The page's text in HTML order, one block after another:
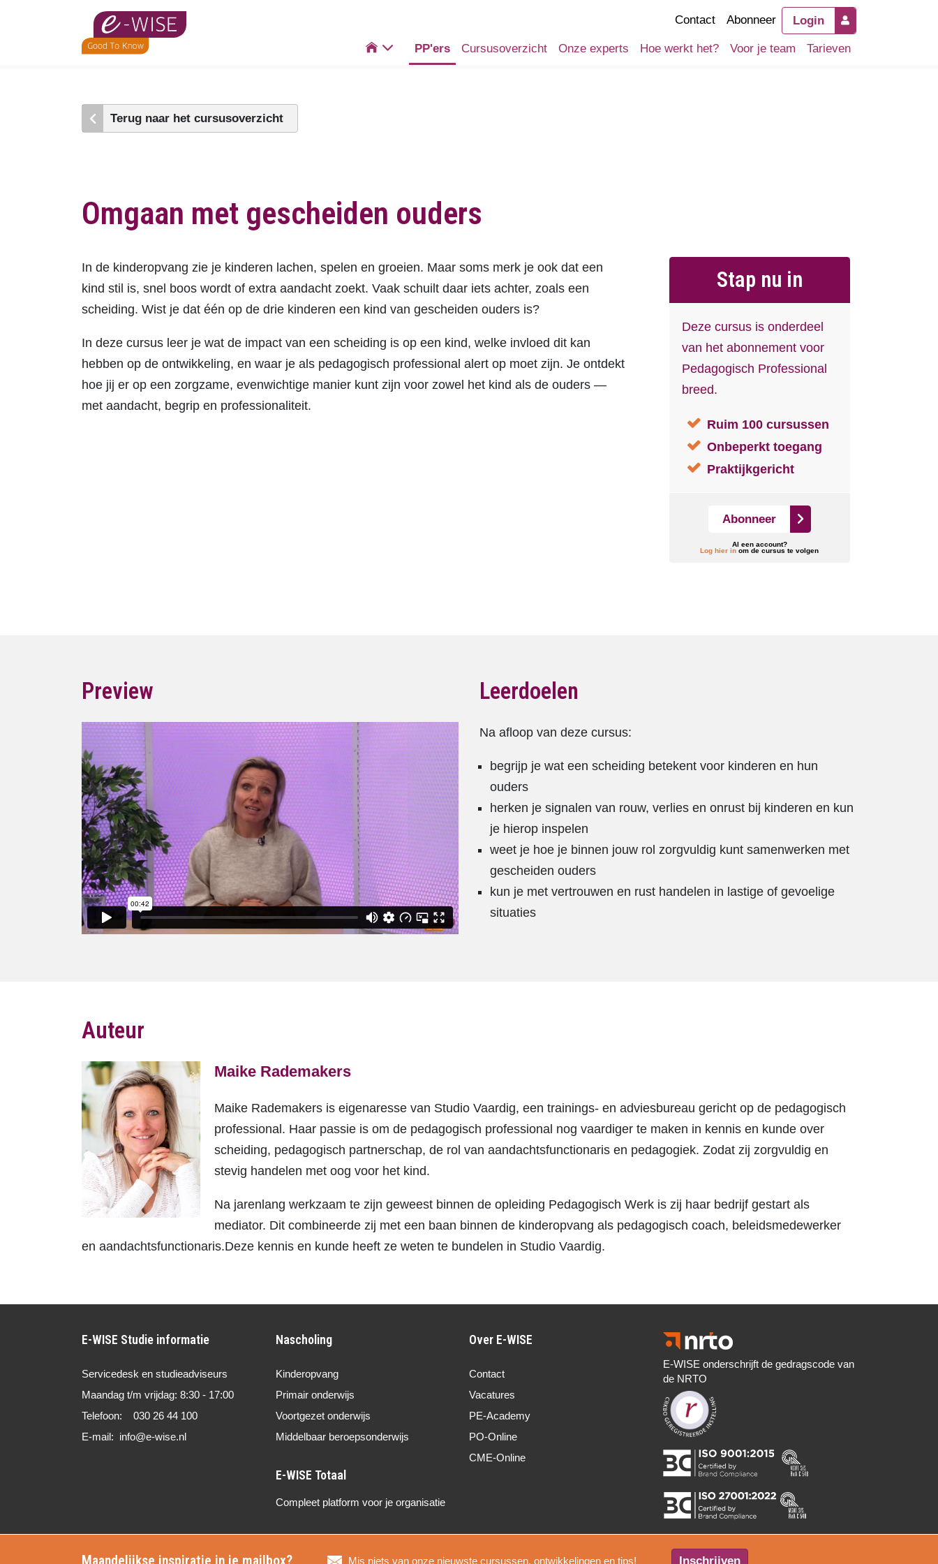
Contact Abonneer Login
 PP'ers Cursusoverzicht Onze experts Hoe werkt het? Voor je team Tarieven
Terug naar het cursusoverzicht
Omgaan met gescheiden ouders
Stap nu in
Deze cursus is onderdeel
van het abonnement voor
Pedagogisch Professional
breed.
Ruim 100 cursussen
Onbeperkt toegang
Praktijkgericht
Abonneer
Al een account?
Log hier in om de cursus te volgen
In de kinderopvang zie je kinderen lachen, spelen en groeien. Maar soms merk je ook dat een
kind stil is, snel boos wordt of extra aandacht zoekt. Vaak schuilt daar iets achter, zoals een
scheiding. Wist je dat één op de drie kinderen een kind van gescheiden ouders is?
In deze cursus leer je wat de impact van een scheiding is op een kind, welke invloed dit kan
hebben op de ontwikkeling, en waar je als pedagogisch professional alert op moet zijn. Je ontdekt
hoe jij er op een zorgzame, evenwichtige manier kunt zijn voor zowel het kind als de ouders —
met aandacht, begrip en professionaliteit.
Preview Leerdoelen
Na afloop van deze cursus:
begrijp je wat een scheiding betekent voor kinderen en hun
ouders
herken je signalen van rouw, verlies en onrust bij kinderen en kun
je hierop inspelen
weet je hoe je binnen jouw rol zorgvuldig kunt samenwerken met
gescheiden ouders
kun je met vertrouwen en rust handelen in lastige of gevoelige
situaties
Auteur
Maike Rademakers
Maike Rademakers is eigenaresse van Studio Vaardig, een trainings- en adviesbureau gericht op de pedagogisch
professional. Haar passie is om de pedagogisch professional nog vaardiger te maken in kennis en kunde over
scheiding, pedagogisch partnerschap, de rol van aandachtsfunctionaris en pedagogiek. Zodat zij zorgvuldig en
stevig handelen met oog voor het kind.
Na jarenlang werkzaam te zijn geweest binnen de opleiding Pedagogisch Werk is zij haar bedrijf gestart als
mediator. Dit combineerde zij met een baan binnen de kinderopvang als pedagogisch coach, beleidsmedewerker
en aandachtsfunctionaris.Deze kennis en kunde heeft ze weten te bundelen in Studio Vaardig.
E-WISE Studie informatie
Servicedesk en studieadviseurs
Maandag t/m vrijdag: 8:30 - 17:00
Telefoon: 030 26 44 100
E-mail: info@e-wise.nl
Nascholing
Kinderopvang
Primair onderwijs
Voortgezet onderwijs
Middelbaar beroepsonderwijs
Compleet platform voor je organisatie
Over E-WISE
Contact
Vacatures
PE-Academy
PO-Online
CME-Online
E-WISE onderschrijft de gedragscode van
de NRTO
Mis niets van onze nieuwste cursussen, ontwikkelingen en tips! Inschrijven